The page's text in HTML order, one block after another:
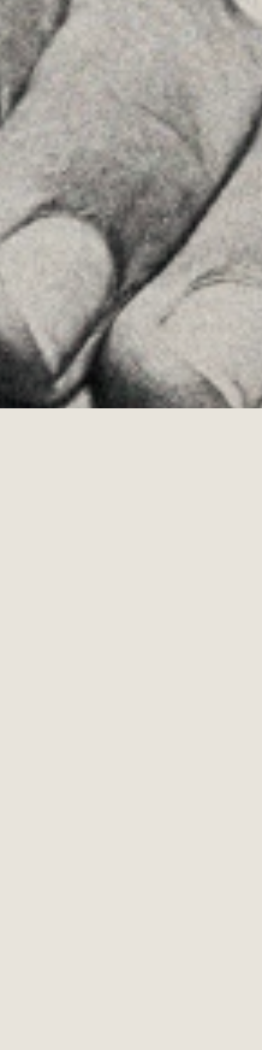
Inici
La Firma
Equipo
Assessorament
Insights
Contactar
SEGUEIX-NOS
Linkedin
Instagram
Youtube
Allyon — Barcelona, Spain
Copyrights © 2026 AVÍS LEGAL
POLÍTICA DE COOKIES POLÍTICA DE PRIVACITAT